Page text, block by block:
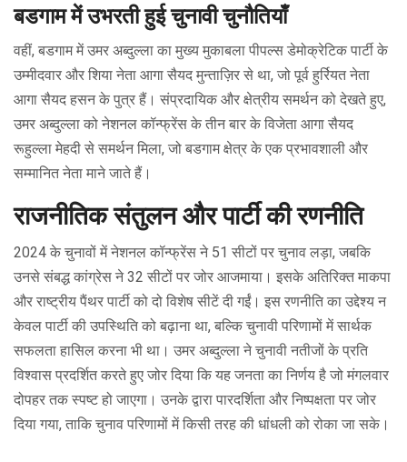
बडगाम में उभरती हुई चुनावी चुनौतियाँ
वहीं, बडगाम में उमर अब्दुल्ला का मुख्य मुकाबला पीपल्स डेमोक्रेटिक पार्टी के
उम्मीदवार और शिया नेता आगा सैयद मुन्ताज़िर से था, जो पूर्व हुर्रियत नेता
आगा सैयद हसन के पुत्र हैं। संप्रदायिक और क्षेत्रीय समर्थन को देखते हुए,
उमर अब्दुल्ला को नेशनल कॉन्फ्रेंस के तीन बार के विजेता आगा सैयद
रूहुल्ला मेहदी से समर्थन मिला, जो बडगाम क्षेत्र के एक प्रभावशाली और
सम्मानित नेता माने जाते हैं।
राजनीतिक संतुलन और पार्टी की रणनीति
2024 के चुनावों में नेशनल कॉन्फ्रेंस ने 51 सीटों पर चुनाव लड़ा, जबकि
उनसे संबद्ध कांग्रेस ने 32 सीटों पर जोर आजमाया। इसके अतिरिक्त माकपा
और राष्ट्रीय पैंथर पार्टी को दो विशेष सीटें दी गईं। इस रणनीति का उद्देश्य न
केवल पार्टी की उपस्थिति को बढ़ाना था, बल्कि चुनावी परिणामों में सार्थक
सफलता हासिल करना भी था। उमर अब्दुल्ला ने चुनावी नतीजों के प्रति
विश्वास प्रदर्शित करते हुए जोर दिया कि यह जनता का निर्णय है जो मंगलवार
दोपहर तक स्पष्ट हो जाएगा। उनके द्वारा पारदर्शिता और निष्पक्षता पर जोर
दिया गया, ताकि चुनाव परिणामों में किसी तरह की धांधली को रोका जा सके।